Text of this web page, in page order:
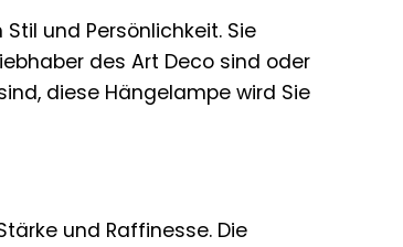
und Persönlichkeit. Sie
des Art Deco sind oder
diese Hängelampe wird Sie
und Raffinesse. Die